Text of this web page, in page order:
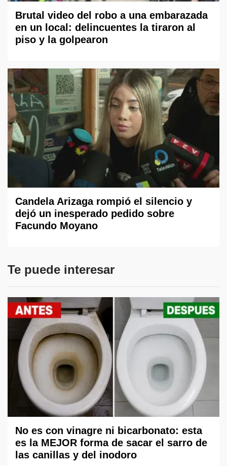
Brutal video del robo a una embarazada
en un local: delincuentes la tiraron al
piso y la golpearon
Candela Arizaga rompió el silencio y
dejó un inesperado pedido sobre
Facundo Moyano
Te puede interesar
No es con vinagre ni bicarbonato: esta
es la MEJOR forma de sacar el sarro de
las canillas y del inodoro